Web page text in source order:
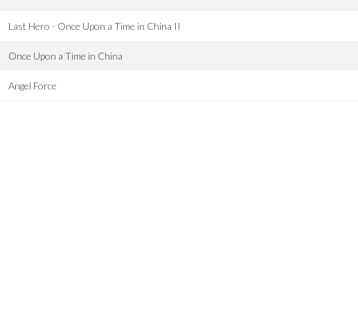
Last Hero - Once Upon a Time in China II
Once Upon a Time in China
Angel Force